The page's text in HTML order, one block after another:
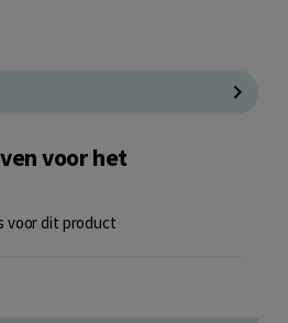
voor het
voor dit product